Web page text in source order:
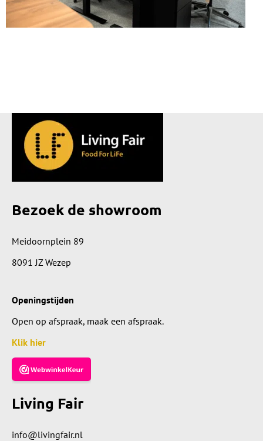
Bezoek de showroom
Meidoornplein 89
8091 JZ Wezep
Openingstijden
Open op afspraak, maak een afspraak.
Klik hier
Living Fair
info@livingfair.nl